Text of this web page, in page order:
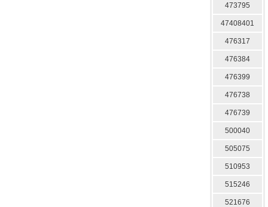
473795
47408401
476317
476384
476399
476738
476739
500040
505075
510953
515246
521676